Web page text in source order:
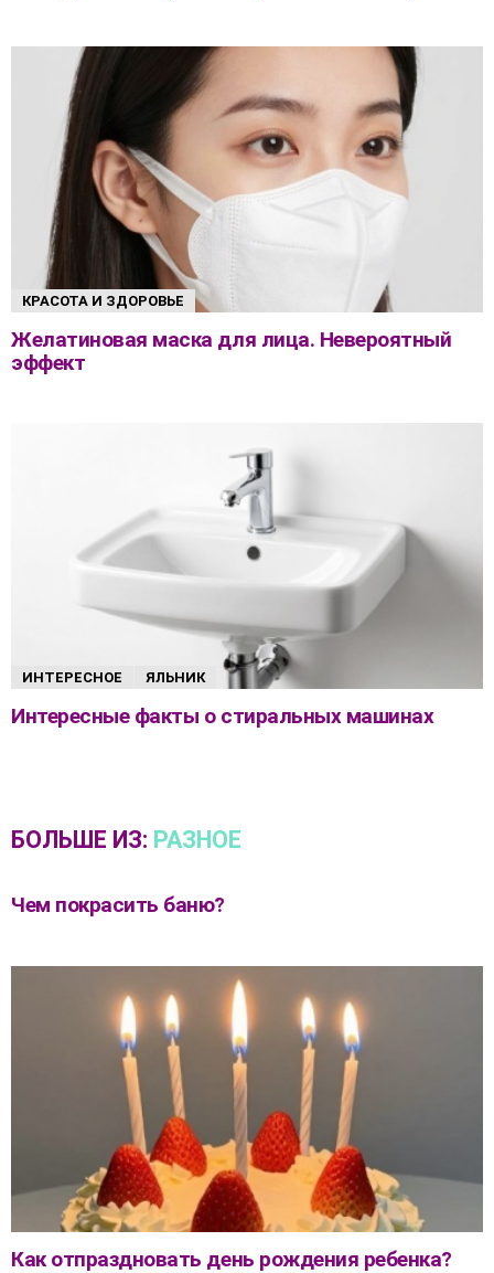
КРАСОТА И ЗДОРОВЬЕ
Желатиновая маска для лица. Невероятный
эффект
ИНТЕРЕСНОЕ ЯЛЬНИК
Интересные факты о стиральных машинах
БОЛЬШЕ ИЗ: РАЗНОЕ
Чем покрасить баню?
Как отпраздновать день рождения ребенка?